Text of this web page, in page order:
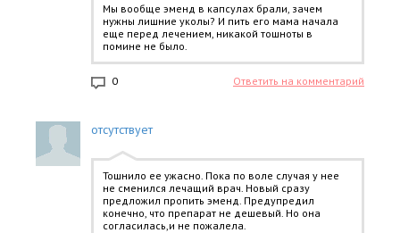
Мы вообще эменд в капсулах брали, зачем
нужны лишние уколы? И пить его мама начала
еще перед лечением, никакой тошноты в
помине не было.
0 Ответить на комментарий
отсутствует
Тошнило ее ужасно. Пока по воле случая у нее
не сменился лечащий врач. Новый сразу
предложил пропить эменд. Предупредил
конечно, что препарат не дешевый. Но она
согласилась,и не пожалела.